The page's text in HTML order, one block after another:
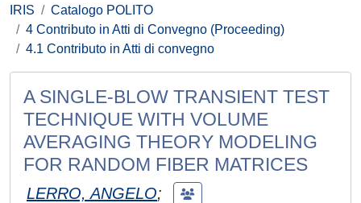
IRIS
Catalogo POLITO
4 Contributo in Atti di Convegno (Proceeding)
4.1 Contributo in Atti di convegno
A SINGLE-BLOW TRANSIENT TEST
TECHNIQUE WITH VOLUME
AVERAGING THEORY MODELING
FOR RANDOM FIBER MATRICES
LERRO, ANGELO;